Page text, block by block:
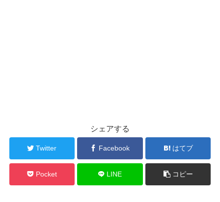
シェアする
Twitter Facebook はてブ
Pocket LINE コピー